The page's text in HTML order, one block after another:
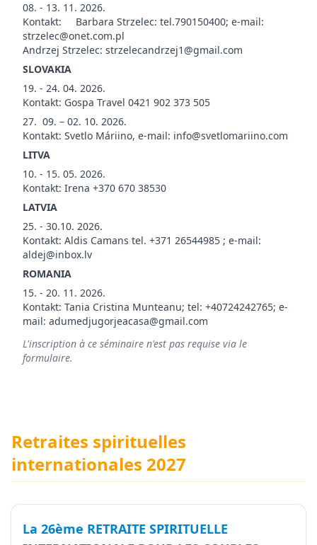
08. - 13. 11. 2026.
Kontakt: Barbara Strzelec: tel.790150400; e-mail:
strzelec@onet.com.pl
Andrzej Strzelec: strzelecandrzej1@gmail.com
SLOVAKIA
19. - 24. 04. 2026.
Kontakt: Gospa Travel 0421 902 373 505
27. 09. – 02. 10. 2026.
Kontakt: Svetlo Máriino, e-mail: info@svetlomariino.com
LITVA
10. - 15. 05. 2026.
Kontakt: Irena +370 670 38530
LATVIA
25. - 30.10. 2026.
Kontakt: Aldis Camans tel. +371 26544985 ; e-mail:
aldej@inbox.lv
ROMANIA
15. - 20. 11. 2026.
Kontakt: Tania Cristina Munteanu; tel: +40724242765; e-
mail: adumedjugorjeacasa@gmail.com
L'inscription à ce séminaire n'est pas requise via le
formulaire.
Retraites spirituelles
internationales 2027
La 26ème RETRAITE SPIRITUELLE